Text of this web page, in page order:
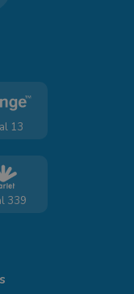
13
339